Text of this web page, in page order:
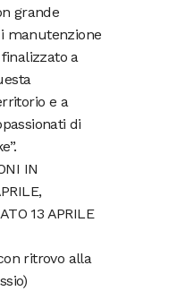
grande
manutenzione
a
e a
di
IN
13 APRILE
ritrovo alla